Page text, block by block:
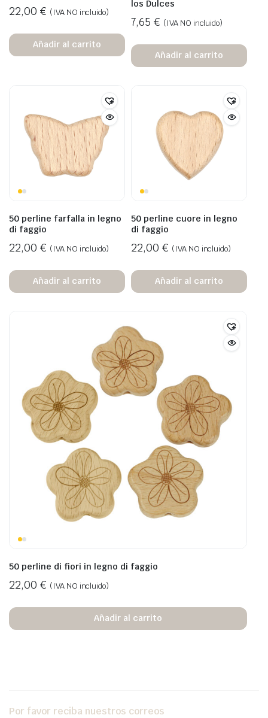
22,00 € (IVA NO incluido)
Añadir al carrito
los Dulces
7,65 € (IVA NO incluido)
Añadir al carrito
50 perline farfalla in legno
di faggio
22,00 € (IVA NO incluido)
Añadir al carrito
50 perline cuore in legno
di faggio
22,00 € (IVA NO incluido)
Añadir al carrito
50 perline di fiori in legno di faggio
22,00 € (IVA NO incluido)
Añadir al carrito
Por favor reciba nuestros correos